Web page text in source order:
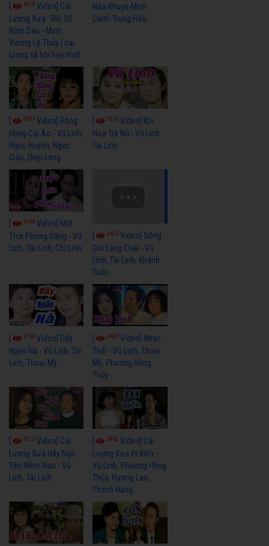
6318 Video] Cải
Lương Xưa : Rồi 30
Năm Sau - Minh
Vương Lệ Thủy | cải
lương xã hội hay nhất
Nửa Khuya-Minh
Cảnh-Trọng Hữu
9051 Video] Bông
Hồng Cài Áo - Vũ Linh,
Ngọc Huyền, Ngọc
Giàu, Diệp Lang
7343Video] Khi
Hoa Trà Nở - Vũ Linh,
Tài Linh
4108 Video] Một
Thời Phóng Đãng - Vũ
Linh, Tài Linh, Chí Linh
3656Video] Sóng
Gió Làng Chài - Vũ
Linh, Tài Linh, Khánh
Tuấn
3765 Video] Dãy
Ngân Hà - Vũ Linh, Tài
Linh, Thoại Mỹ
3437Video] Nhạc
Tình - Vũ Linh, Thoại
Mỹ, Phương Hồng
Thủy
4112 Video] Cải
Lương Xưa Hãy Ngủ
Yên Niềm Đau - Vũ
Linh, Tài Linh
3962Video] Cải
Lương Xưa Đi Biển -
Vũ Linh, Phương Hồng
Thủy, Hương Lan,
Thanh Hằng